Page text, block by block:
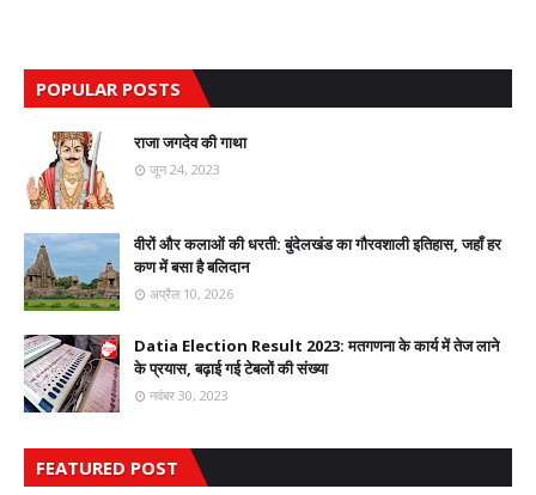
POPULAR POSTS
राजा जगदेव की गाथा
जून 24, 2023
वीरों और कलाओं की धरती: बुंदेलखंड का गौरवशाली इतिहास, जहाँ हर
कण में बसा है बलिदान
अप्रैल 10, 2026
Datia Election Result 2023: मतगणना के कार्य में तेज लाने
के प्रयास, बढ़ाई गई टेबलों की संख्या
नवंबर 30, 2023
FEATURED POST